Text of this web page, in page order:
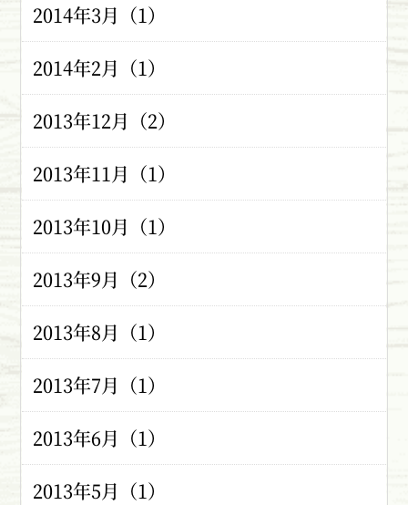
2014年3月（1）
2014年2月（1）
2013年12月（2）
2013年11月（1）
2013年10月（1）
2013年9月（2）
2013年8月（1）
2013年7月（1）
2013年6月（1）
2013年5月（1）